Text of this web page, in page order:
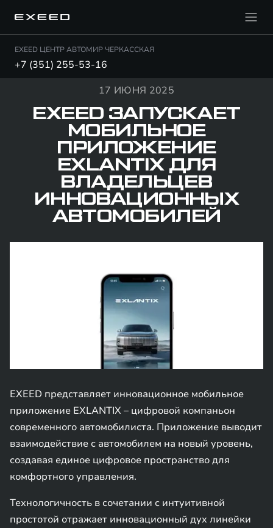
EXEED ЦЕНТР АВТОМИР ЧЕРКАССКАЯ
+7 (351) 255-53-16
17 ИЮНЯ 2025
EXEED ЗАПУСКАЕТ
МОБИЛЬНОЕ
ПРИЛОЖЕНИЕ
EXLANTIX ДЛЯ
ВЛАДЕЛЬЦЕВ
ИННОВАЦИОННЫХ
АВТОМОБИЛЕЙ
EXEED представляет инновационное мобильное
приложение EXLANTIX – цифровой компаньон
современного автомобилиста. Приложение выводит
взаимодействие с автомобилем на новый уровень,
создавая единое цифровое пространство для
комфортного управления.
Технологичность в сочетании с интуитивной
простотой отражает инновационный дух линейки